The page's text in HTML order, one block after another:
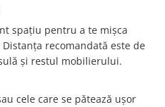
spațiu pentru a te mișca
recomandată este de
și restul mobilierului.
cele care se pătează ușor